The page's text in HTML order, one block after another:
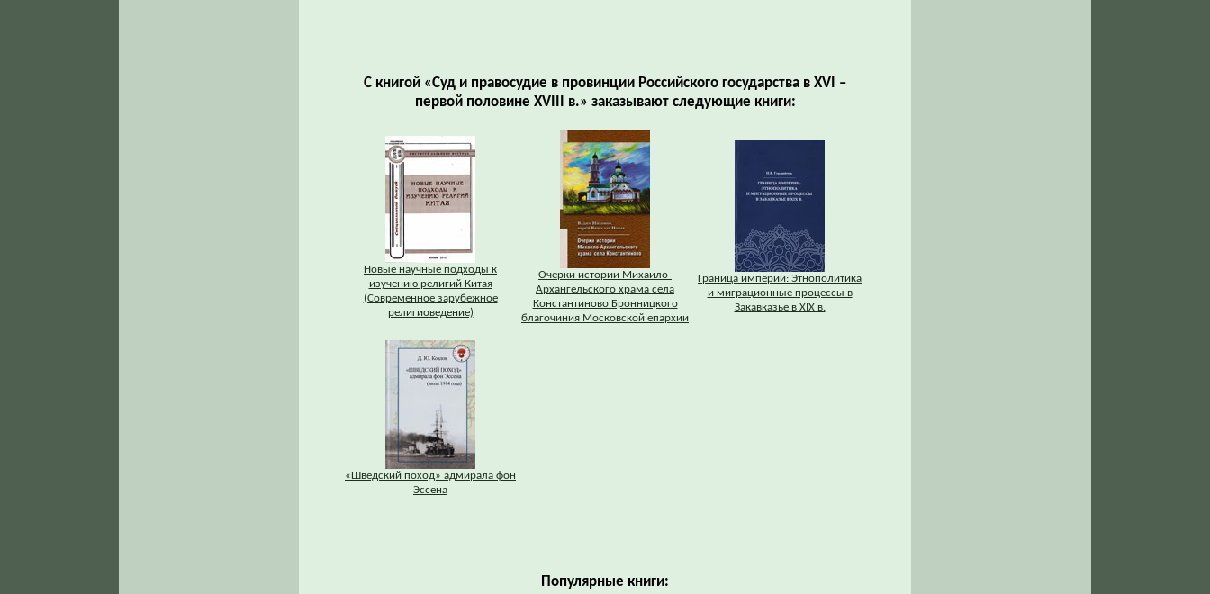
С книгой «Суд и правосудие в провинции Российского государства в XVI –
первой половине XVIII в.» заказывают следующие книги:
Новые научные подходы к
изучению религий Китая
(Современное зарубежное
религиоведение)
Очерки истории Михаило-
Архангельского храма села
Константиново Бронницкого
благочиния Московской епархии
Граница империи: Этнополитика
и миграционные процессы в
Закавказье в XIX в.
«Шведский поход» адмирала фон
Эссена
Популярные книги: